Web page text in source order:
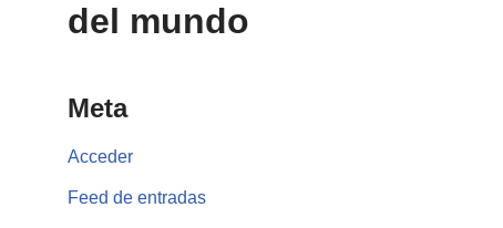
del mundo
Meta
Acceder
Feed de entradas